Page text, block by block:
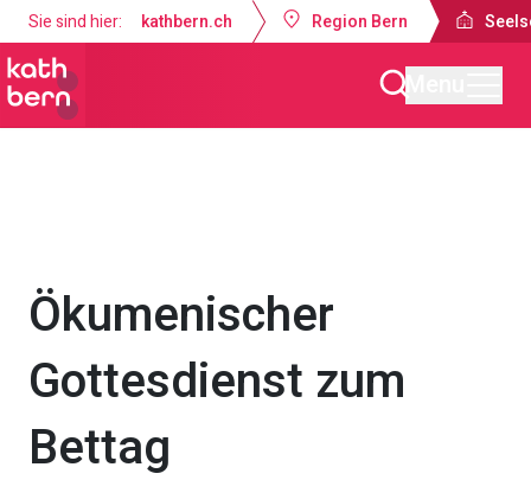
Sie sind hier: kathbern.ch Region Bern
Ökumenischer
Gottesdienst zum
Bettag